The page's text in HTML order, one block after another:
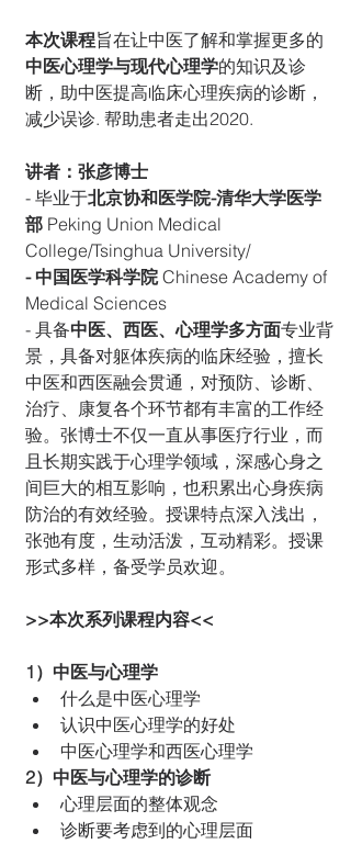
本次课程旨在让中医了解和掌握更多的
中医心理学与现代心理学的知识及诊
断，助中医提高临床心理疾病的诊断，
减少误诊. 帮助患者走出2020.
讲者：张彦博士
- 毕业于北京协和医学院-清华大学医学
部 Peking Union Medical
College/Tsinghua University/
- 中国医学科学院 Chinese Academy of
Medical Sciences
- 具备中医、西医、心理学多方面专业背
景，具备对躯体疾病的临床经验，擅长
中医和西医融会贯通，对预防、诊断、
治疗、康复各个环节都有丰富的工作经
验。张博士不仅一直从事医疗行业，而
且长期实践于心理学领域，深感心身之
间巨大的相互影响，也积累出心身疾病
防治的有效经验。授课特点深入浅出，
张弛有度，生动活泼，互动精彩。授课
形式多样，备受学员欢迎。
>>本次系列课程内容<<
1）中医与心理学
什么是中医心理学
认识中医心理学的好处
中医心理学和西医心理学
2）中医与心理学的诊断
心理层面的整体观念
诊断要考虑到的心理层面